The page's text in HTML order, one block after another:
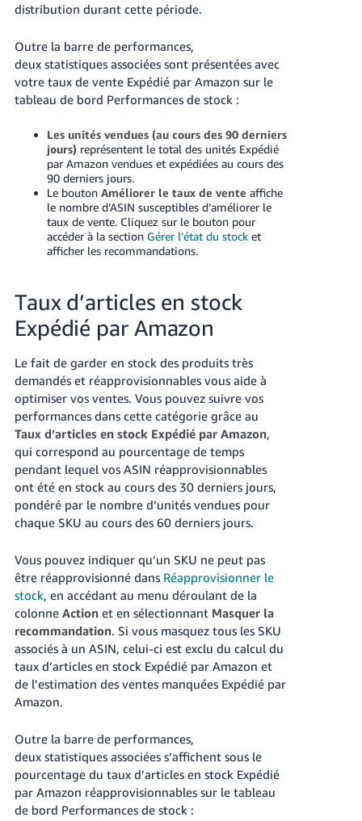
distribution durant cette période.
Outre la barre de performances,
deux statistiques associées sont présentées avec
votre taux de vente Expédié par Amazon sur le
tableau de bord Performances de stock :
Les unités vendues (au cours des 90 derniers
jours) représentent le total des unités Expédié
par Amazon vendues et expédiées au cours des
90 derniers jours.
Le bouton Améliorer le taux de vente affiche
le nombre d’ASIN susceptibles d’améliorer le
taux de vente. Cliquez sur le bouton pour
accéder à la section Gérer l’état du stocket
afficher les recommandations.
Taux d’articles en stock
Expédié par Amazon
Le fait de garder en stock des produits très
demandés et réapprovisionnables vous aide à
optimiser vos ventes. Vous pouvez suivre vos
performances dans cette catégorie grâce au
Taux d’articles en stock Expédié par Amazon,
qui correspond au pourcentage de temps
pendant lequel vos ASIN réapprovisionnables
ont été en stock au cours des 30 derniers jours,
pondéré par le nombre d’unités vendues pour
chaque SKU au cours des 60 derniers jours.
Vous pouvez indiquer qu’un SKU ne peut pas
être réapprovisionné dans Réapprovisionner le
stock, en accédant au menu déroulant de la
colonne Actionet en sélectionnant Masquer la
recommandation. Si vous masquez tous les SKU
associés à un ASIN, celui-ci est exclu du calcul du
taux d’articles en stock Expédié par Amazon et
de l’estimation des ventes manquées Expédié par
Amazon.
Outre la barre de performances,
deux statistiques associées s’affichent sous le
pourcentage du taux d’articles en stock Expédié
par Amazon réapprovisionnables sur le tableau
de bord Performances de stock :